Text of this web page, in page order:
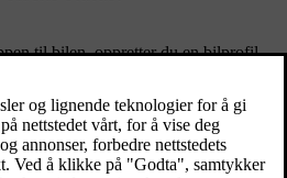
til bilen, oppretter du en bilprofil,